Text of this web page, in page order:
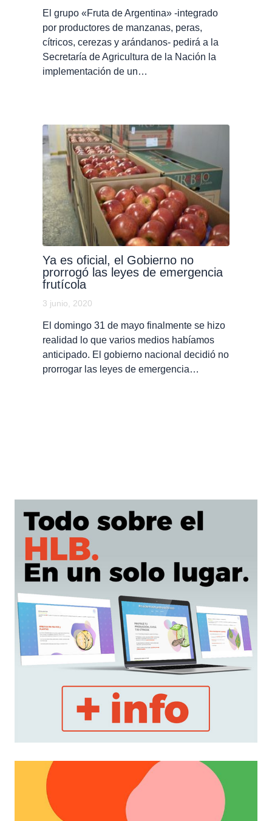
El grupo «Fruta de Argentina» -integrado
por productores de manzanas, peras,
cítricos, cerezas y arándanos- pedirá a la
Secretaría de Agricultura de la Nación la
implementación de un…
Ya es oficial, el Gobierno no
prorrogó las leyes de emergencia
frutícola
3 junio, 2020
El domingo 31 de mayo finalmente se hizo
realidad lo que varios medios habíamos
anticipado. El gobierno nacional decidió no
prorrogar las leyes de emergencia…